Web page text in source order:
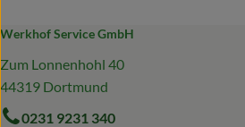
Werkhof Service GmbH
Zum Lonnenhohl 40
44319 Dortmund
0231 9231 340